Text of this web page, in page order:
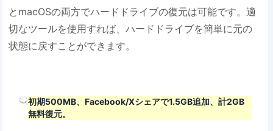
とmacOSの両方でハードドライブの復元は可能です。適
切なツールを使用すれば、ハードドライブを簡単に元の
状態に戻すことができます。
初期500MB、Facebook/Xシェアで1.5GB追加、計2GB
無料復元。